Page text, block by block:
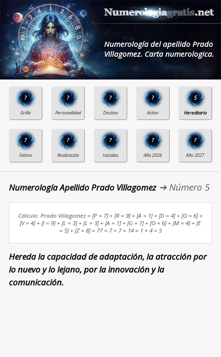
Numerología del apellido Prado
Villagomez. Carta numerologica.
? ? ? ? 5
? ? ? ? ?
Numerología Apellido Prado Villagomez➔ Número 5
Cálculo: Prado Villagomez = [P = 7] + [R = 9] + [A = 1] + [D = 4] + [O = 6] +
[V = 4] + [I = 9] + [L = 3] + [L = 3] + [A = 1] + [G = 7] + [O = 6] + [M = 4] + [E
= 5] + [Z = 8] = 77 = 7 + 7 = 14 = 1 + 4 = 5
Hereda la capacidad de adaptación, la atracción por
lo nuevo y lo lejano, por la innovación y la
comunicación.